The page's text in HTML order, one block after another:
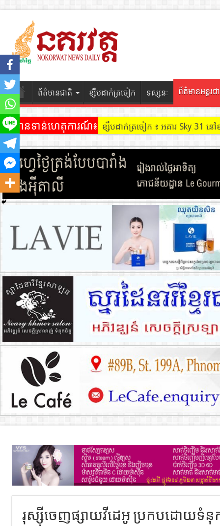
ព័ត៌មានជាតិ ខ្សឹបដាក់ត្រចៀក ទស្សនៈ ព័ត៌មានអន្តរជ
ព័ត៌មានទាន់ហេតុការណ៍៖ ខ្សឹបដាក់ត្រចៀក ៖ អគារ Sky 31
រុស្ស៊ីចេញផ្សាយវីដេអូ ប្រកបដោយទំនុក